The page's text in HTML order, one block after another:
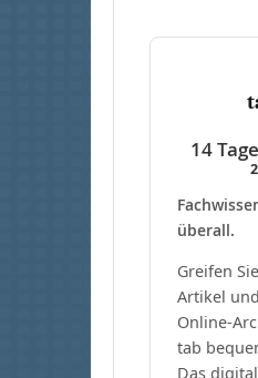
14
überall.
Greifen
Artikel
Online-
tab
Das